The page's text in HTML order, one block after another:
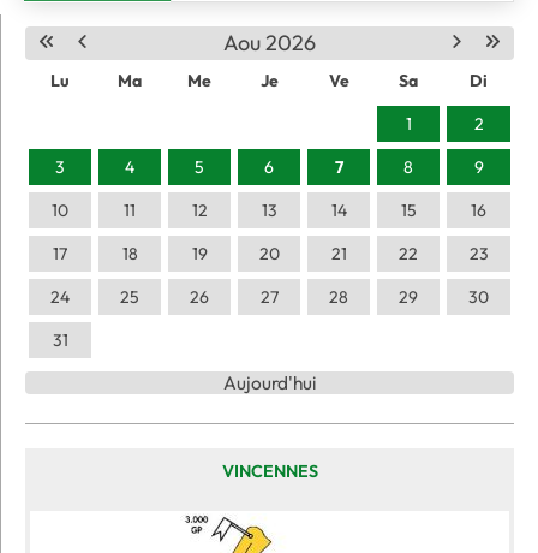
Aou 2026
Lu Ma Me Je Ve Sa
Di
1
2
3
4 5 6 7 8
9
10
11 12 13 14 15
16
17
18 19 20 21 22
23
24
25 26 27 28 29
30
31
Aujourd'hui
VINCENNES